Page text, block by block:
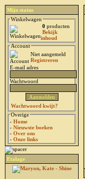
Mijn status
Winkelwagen
0 producten
Bekijk
inhoud
Account
Niet aangemeld
Registreren
E-mail adres
Wachtwoord
Wachtwoord kwijt?
Overige
- Home
- Nieuwste boeken
- Over ons
- Onze links
Etalage